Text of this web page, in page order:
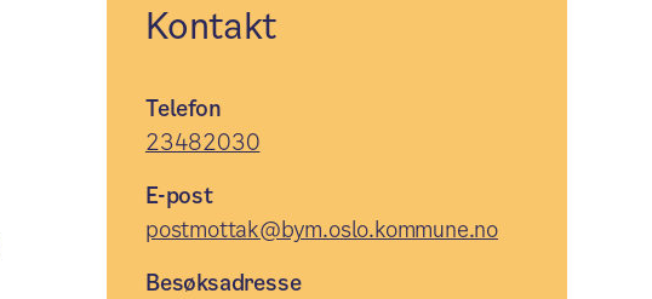
Kontakt
Telefon
23482030
E-post
postmottak@bym.oslo.kommune.no
Besøksadresse